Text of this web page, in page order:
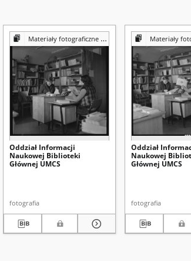
Materiały fotograficzne z Pracowni Reprografii Biblioteki UMCS
Oddział Informacji
Naukowej Biblioteki
Głównej UMCS
fotografia
Materiały fotograficzne z Pracowni
Oddział
Naukowej
Głównej UMCS
fotografia